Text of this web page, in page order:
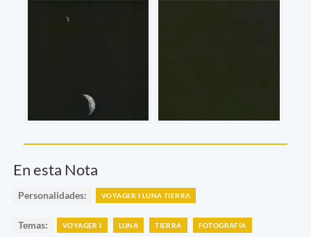
En esta Nota
Personalidades: VOYAGER I LUNA TIERRA
Temas: VOYAGER I LUNA TIERRA FOTOGRAFÍA